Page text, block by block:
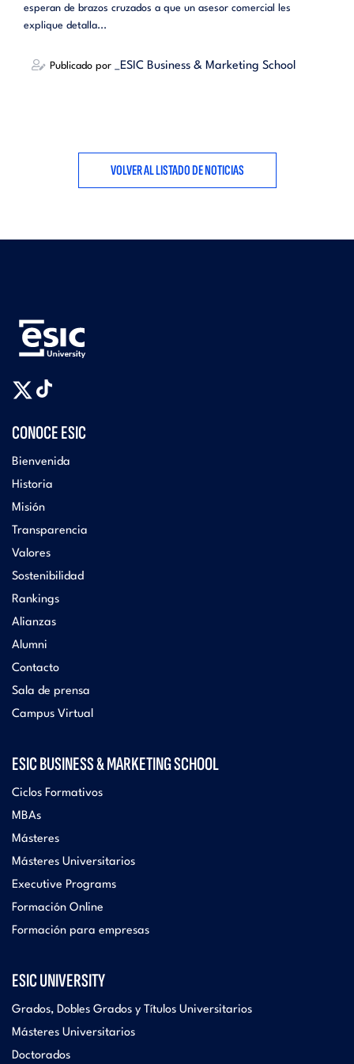
esperan de brazos cruzados a que un asesor comercial les
explique detalla...
Publicado por _ESIC Business & Marketing School
VOLVER AL LISTADO DE NOTICIAS
CONOCE ESIC
Bienvenida
Historia
Misión
Transparencia
Valores
Sostenibilidad
Rankings
Alianzas
Alumni
Contacto
Sala de prensa
Campus Virtual
ESIC BUSINESS & MARKETING SCHOOL
Ciclos Formativos
MBAs
Másteres
Másteres Universitarios
Executive Programs
Formación Online
Formación para empresas
ESIC UNIVERSITY
Grados, Dobles Grados y Títulos Universitarios
Másteres Universitarios
Doctorados